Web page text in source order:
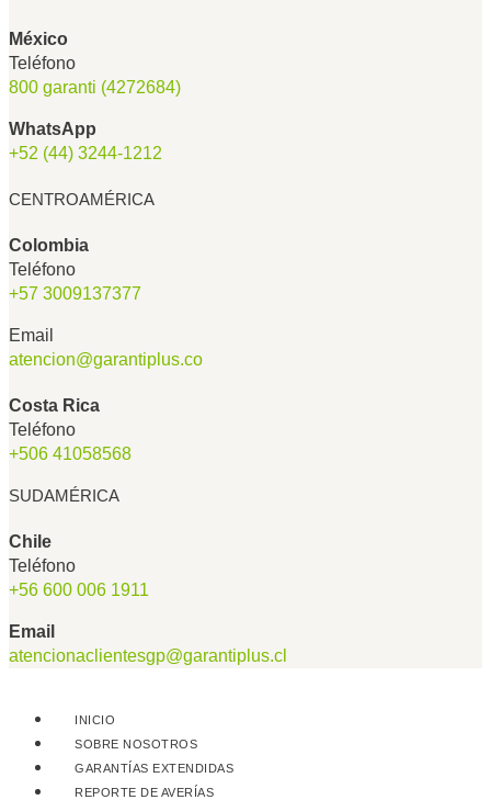
México
Teléfono
800 garanti (4272684)
WhatsApp
+52 (44) 3244-1212
CENTROAMÉRICA
Colombia
Teléfono
+57 3009137377
Email
atencion@garantiplus.co
Costa Rica
Teléfono
+506 41058568
SUDAMÉRICA
Chile
Teléfono
+56 600 006 1911
Email
atencionaclientesgp@garantiplus.cl
INICIO
SOBRE NOSOTROS
GARANTÍAS EXTENDIDAS
REPORTE DE AVERÍAS